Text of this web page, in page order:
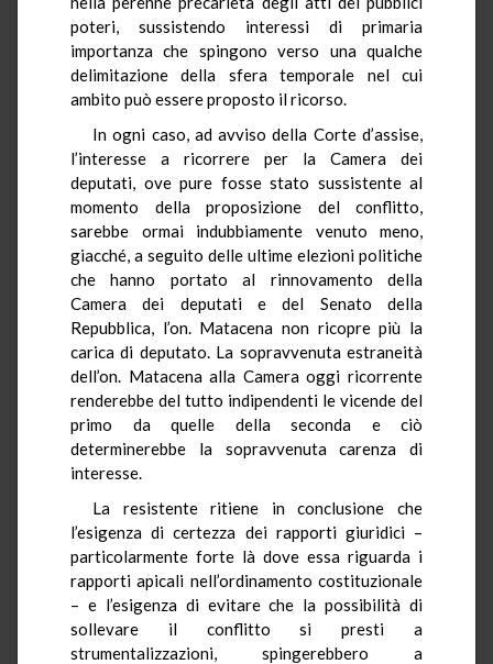
poteri, sussistendo interessi di primaria
importanza che spingono verso una qualche
delimitazione della sfera temporale nel cui
ambito può essere proposto il ricorso.
In ogni caso, ad avviso della Corte d’assise,
l’interesse a ricorrere per la Camera dei
deputati, ove pure fosse stato sussistente al
momento della proposizione del conflitto,
sarebbe ormai indubbiamente venuto meno,
giacché, a seguito delle ultime elezioni politiche
che hanno portato al rinnovamento della
Camera dei deputati e del Senato della
Repubblica, l’on. Matacena non ricopre più la
carica di deputato. La sopravvenuta estraneità
dell’on. Matacena alla Camera oggi ricorrente
renderebbe del tutto indipendenti le vicende del
primo da quelle della seconda e ciò
determinerebbe la sopravvenuta carenza di
interesse.
La resistente ritiene in conclusione che
l’esigenza di certezza dei rapporti giuridici –
particolarmente forte là dove essa riguarda i
rapporti apicali nell’ordinamento costituzionale
– e l’esigenza di evitare che la possibilità di
sollevare il conflitto si presti a
strumentalizzazioni, spingerebbero a